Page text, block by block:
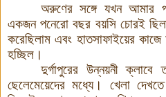
অরুণের সঙ্গে যখন আমার
একজন পনেরো বছর বয়সি চোরই
করেছিলাম এবং হাতসাফাইয়ের
হচ্ছিল ।
দুর্গাপুরের উন্নয়নী ক্লাবে
ছেলেমেয়েদের মধ্যে। খেলা